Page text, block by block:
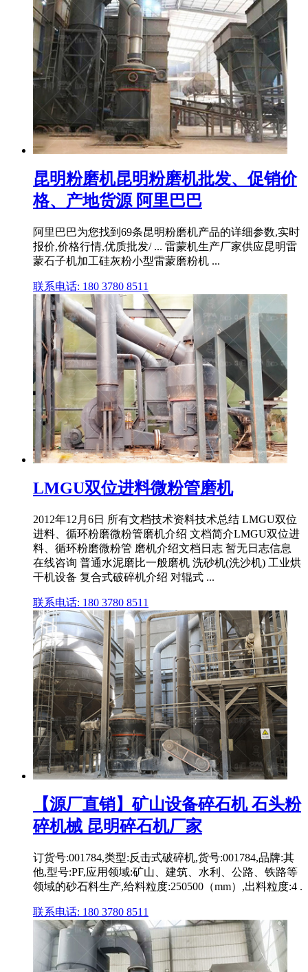
昆明粉磨机昆明粉磨机批发、促销价
格、产地货源 阿里巴巴
阿里巴巴为您找到69条昆明粉磨机产品的详细参数,实时
报价,价格行情,优质批发/ ... 雷蒙机生产厂家供应昆明雷
蒙石子机加工硅灰粉小型雷蒙磨粉机 ...
联系电话: 180 3780 8511
LMGU双位进料微粉管磨机
2012年12月6日 所有文档技术资料技术总结 LMGU双位
进料、循环粉磨微粉管磨机介绍 文档简介LMGU双位进
料、循环粉磨微粉管 磨机介绍文档日志 暂无日志信息
在线咨询 普通水泥磨比一般磨机 洗砂机(洗沙机) 工业烘
干机设备 复合式破碎机介绍 对辊式 ...
联系电话: 180 3780 8511
【源厂直销】矿山设备碎石机 石头粉
碎机械 昆明碎石机厂家
订货号:001784,类型:反击式破碎机,货号:001784,品牌:其
他,型号:PF,应用领域:矿山、建筑、水利、公路、铁路等
领域的砂石料生产,给料粒度:250500（mm）,出料粒度:4 .
联系电话: 180 3780 8511